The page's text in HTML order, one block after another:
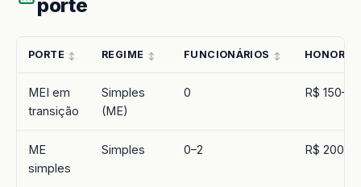
porte
PORTE REGIME FUNCIONÁRIOS
MEI em
transição
Simples
(ME)
0 R$
ME
simples
Simples 0–2 R$